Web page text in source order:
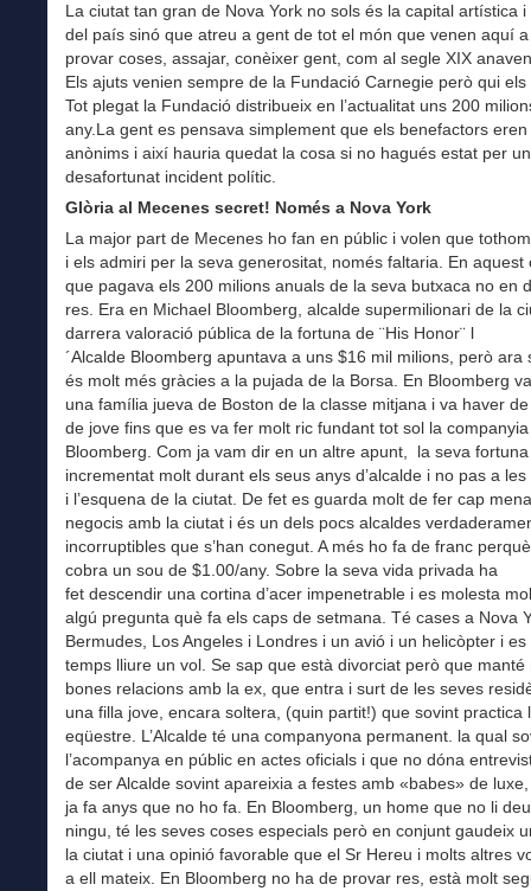
La ciutat tan gran de Nova York no sols és la capital artística i
del país sinó que atreu a gent de tot el món que venen aquí
provar coses, assajar, conèixer gent, com al segle XIX
Els ajuts venien sempre de la Fundació Carnegie però qui
Tot plegat la Fundació distribueix en l’actualitat uns 200
any.La gent es pensava simplement que els benefactors
anònims i així hauria quedat la cosa si no hagués estat per un
desafortunat incident polític.
Glòria al Mecenes secret! Només a Nova York
La major part de Mecenes ho fan en públic i volen que
i els admiri per la seva generositat, només faltaria. En aquest
que pagava els 200 milions anuals de la seva butxaca no en
res. Era en Michael Bloomberg, alcalde supermilionari de la
darrera valoració pública de la fortuna de ¨His Honor¨ l
´Alcalde Bloomberg apuntava a uns $16 mil milions, però ara
és molt més gràcies a la pujada de la Borsa. En Bloomberg
una família jueva de Boston de la classe mitjana i va haver
de jove fins que es va fer molt ric fundant tot sol la companyia
Bloomberg. Com ja vam dir en un altre apunt, la seva fortuna
incrementat molt durant els seus anys d’alcalde i no pas a
i l’esquena de la ciutat. De fet es guarda molt de fer cap
negocis amb la ciutat i és un dels pocs alcaldes
incorruptibles que s’han conegut. A més ho fa de franc
cobra un sou de $1.00/any. Sobre la seva vida privada ha
fet descendir una cortina d’acer impenetrable i es molesta
algú pregunta què fa els caps de setmana. Té cases a Nova
Bermudes, Los Angeles i Londres i un avió i un helicòpter i es
temps lliure un vol. Se sap que està divorciat però que manté
bones relacions amb la ex, que entra i surt de les seves
una filla jove, encara soltera, (quin partit!) que sovint practica
eqüestre. L’Alcalde té una companyona permanent. la qual
l’acompanya en públic en actes oficials i que no dóna
de ser Alcalde sovint apareixia a festes amb «babes» de
ja fa anys que no ho fa. En Bloomberg, un home que no li
ningu, té les seves coses especials però en conjunt gaudeix
la ciutat i una opinió favorable que el Sr Hereu i molts altres
a ell mateix. En Bloomberg no ha de provar res, està molt